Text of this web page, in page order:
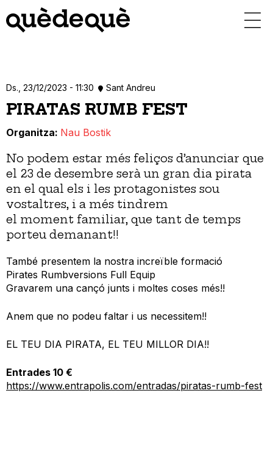
contingut
Ds., 23/12/2023 - 11:30 Sant Andreu
PIRATAS RUMB FEST
Organitza Nau Bostik
No podem estar més feliços d’anunciar que
el 23 de desembre serà un gran dia pirata
en el qual els i les protagonistes sou
vostaltres, i a més tindrem
el moment familiar, que tant de temps
porteu demanant!!
També presentem la nostra increïble formació
Pirates Rumbversions Full Equip
Gravarem una cançó junts i moltes coses més!!
Anem que no podeu faltar i us necessitem!!
EL TEU DIA PIRATA, EL TEU MILLOR DIA!!
Entrades 10 €
https://www.entrapolis.com/entradas/piratas-rumb-fest